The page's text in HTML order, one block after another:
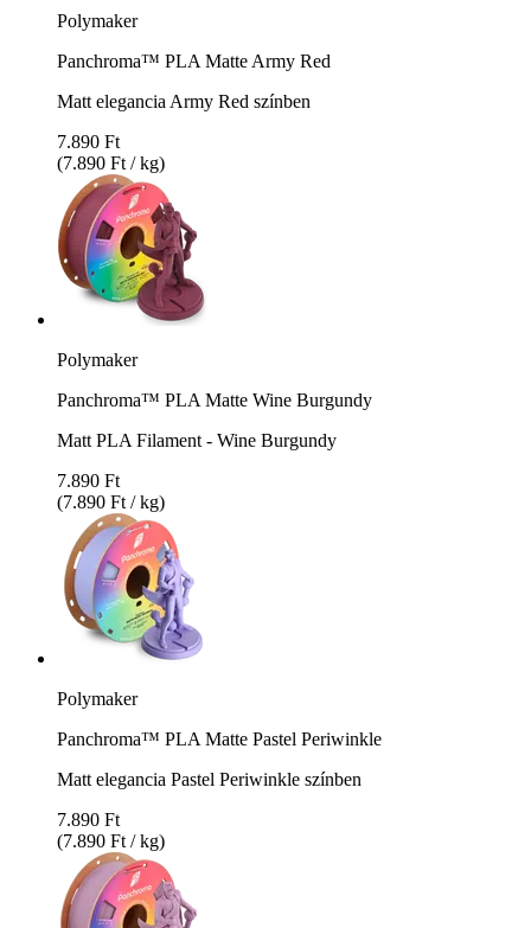
Polymaker
Panchroma™ PLA Matte Army Red
Matt elegancia Army Red színben
7.890 Ft
(7.890 Ft / kg)
Polymaker
Panchroma™ PLA Matte Wine Burgundy
Matt PLA Filament - Wine Burgundy
7.890 Ft
(7.890 Ft / kg)
Polymaker
Panchroma™ PLA Matte Pastel Periwinkle
Matt elegancia Pastel Periwinkle színben
7.890 Ft
(7.890 Ft / kg)